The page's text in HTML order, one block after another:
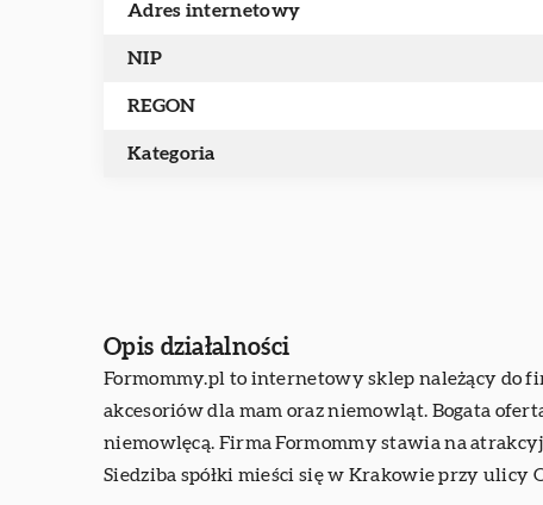
Adres internetowy
NIP
REGON
Kategoria
Opis działalności
Formommy.pl to internetowy sklep należący do
akcesoriów dla mam oraz niemowląt. Bogata
niemowlęcą. Firma Formommy stawia na
Siedziba spółki mieści się w Krakowie przy ulicy